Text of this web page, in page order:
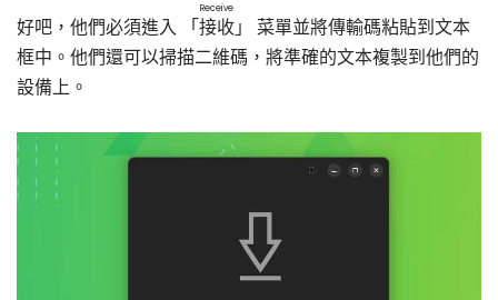
好吧，他們必須進入 「接收
Receive
」 菜單並將傳輸碼粘貼到文本
框中。他們還可以掃描二維碼，將準確的文本複製到他們的
設備上。